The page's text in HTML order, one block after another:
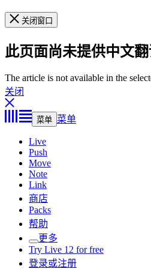
关闭窗口
此页面尚未提供中文
The article is not available in the
关闭
菜单 菜单
Live
Push
Move
Note
Link
商店
Packs
帮助
更多
Try Live 12 for free
登录或注册